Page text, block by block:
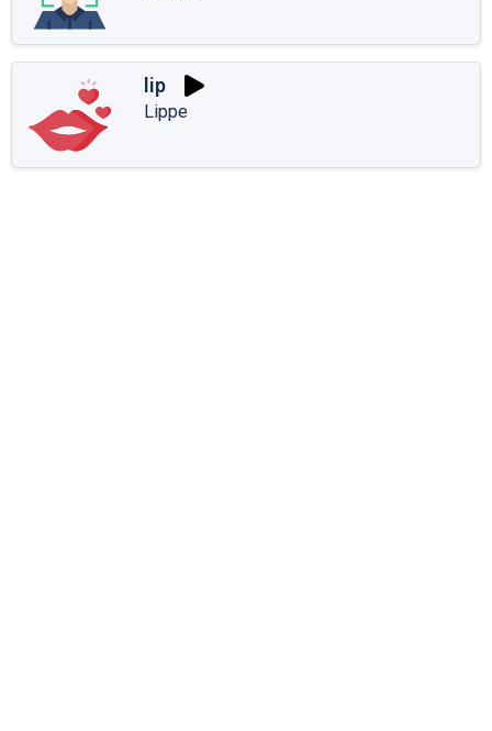
lip
Lippe